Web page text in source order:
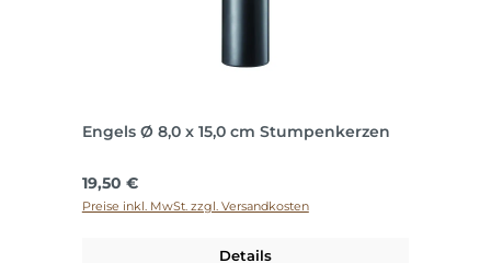
Engels Ø 8,0 x 15,0 cm Stumpenkerzen
Regulärer Preis:
19,50 €
Preise inkl. MwSt. zzgl. Versandkosten
Details